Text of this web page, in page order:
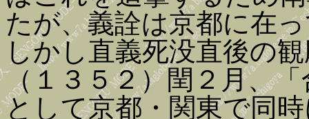
たが、義詮は京都に在
しかし直義死没直後の
（１３５２）閏２月、
として京都・関東で同